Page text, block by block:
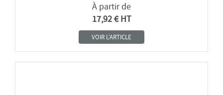
À partir de
17,92 € HT
VOIR L'ARTICLE